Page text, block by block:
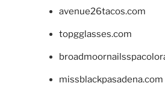
avenue26tacos.com
topgglasses.com
missblackpasadena.com